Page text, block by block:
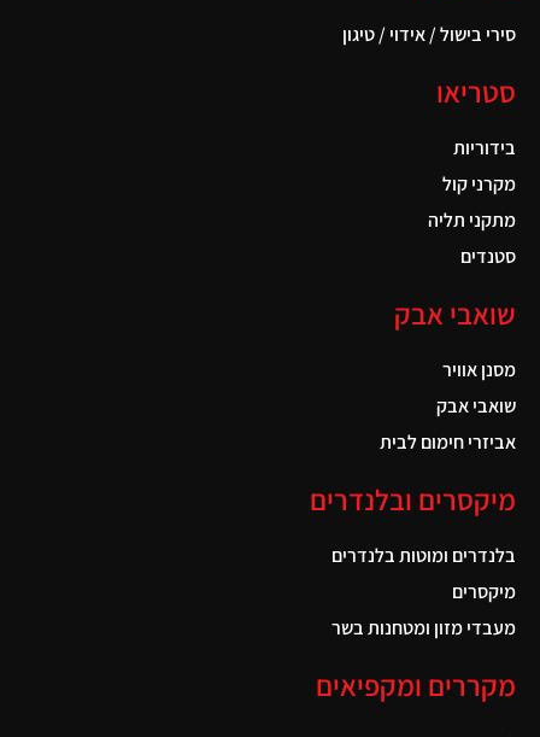
סירי בישול / אידוי / טיגון
סטריאו
בידוריות
מקרני קול
מתקני תליה
סטנדים
שואבי אבק
מסנן אוויר
שואבי אבק
אביזרי חימום לבית
מיקסרים ובלנדרים
בלנדרים ומוטות בלנדרים
מיקסרים
מעבדי מזון ומטחנות בשר
מקררים ומקפיאים